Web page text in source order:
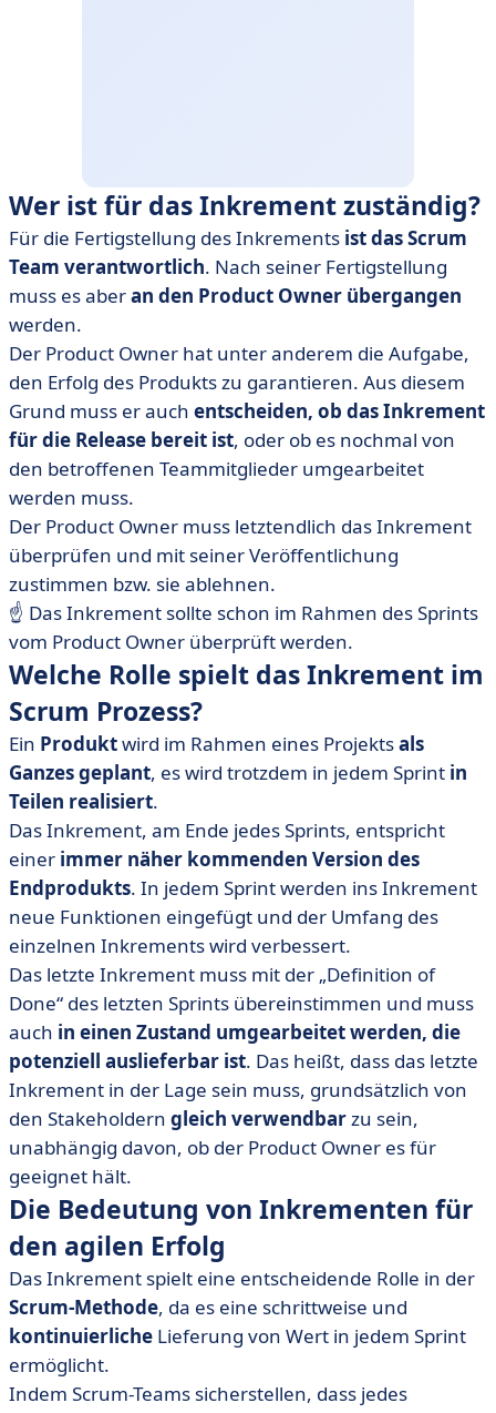
Wer ist für das Inkrement zuständig?
Für die Fertigstellung des Inkrements ist das Scrum
Team verantwortlich. Nach seiner Fertigstellung
muss es aberan den Product Owner übergangen
werden.
Der Product Owner hat unter anderem die Aufgabe,
den Erfolg des Produkts zu garantieren. Aus diesem
Grund muss er auch entscheiden, ob das Inkrement
für die Release bereit ist, oder ob es nochmal von
den betroffenen Teammitglieder umgearbeitet
werden muss.
Der Product Owner muss letztendlich das Inkrement
überprüfen und mit seiner Veröffentlichung
zustimmen bzw. sie ablehnen.
☝ Das Inkrement sollte schon im Rahmen des Sprints
vom Product Owner überprüft werden.
Welche Rolle spielt das Inkrement im
Scrum Prozess?
Ein Produktwird im Rahmen eines Projektsals
Ganzes geplant, es wird trotzdem in jedem Sprint in
Teilen realisiert.
Das Inkrement, am Ende jedes Sprints, entspricht
einer immer näher kommenden Version des
Endprodukts. In jedem Sprint werden ins Inkrement
neue Funktionen eingefügt und der Umfang des
einzelnen Inkrements wird verbessert.
Das letzte Inkrement muss mit der „Definition of
Done“ des letzten Sprints übereinstimmen und muss
auch in einen Zustand umgearbeitet werden, die
potenziell auslieferbar ist. Das heißt, dass das letzte
Inkrement in der Lage sein muss, grundsätzlich von
den Stakeholdern gleich verwendbarzu sein,
unabhängig davon, ob der Product Owner es für
geeignet hält.
Die Bedeutung von Inkrementen für
den agilen Erfolg
Das Inkrement spielt eine entscheidende Rolle in der
Scrum-Methode, da es eine schrittweise und
kontinuierliche Lieferung von Wert in jedem Sprint
ermöglicht.
Indem Scrum-Teams sicherstellen, dass jedes